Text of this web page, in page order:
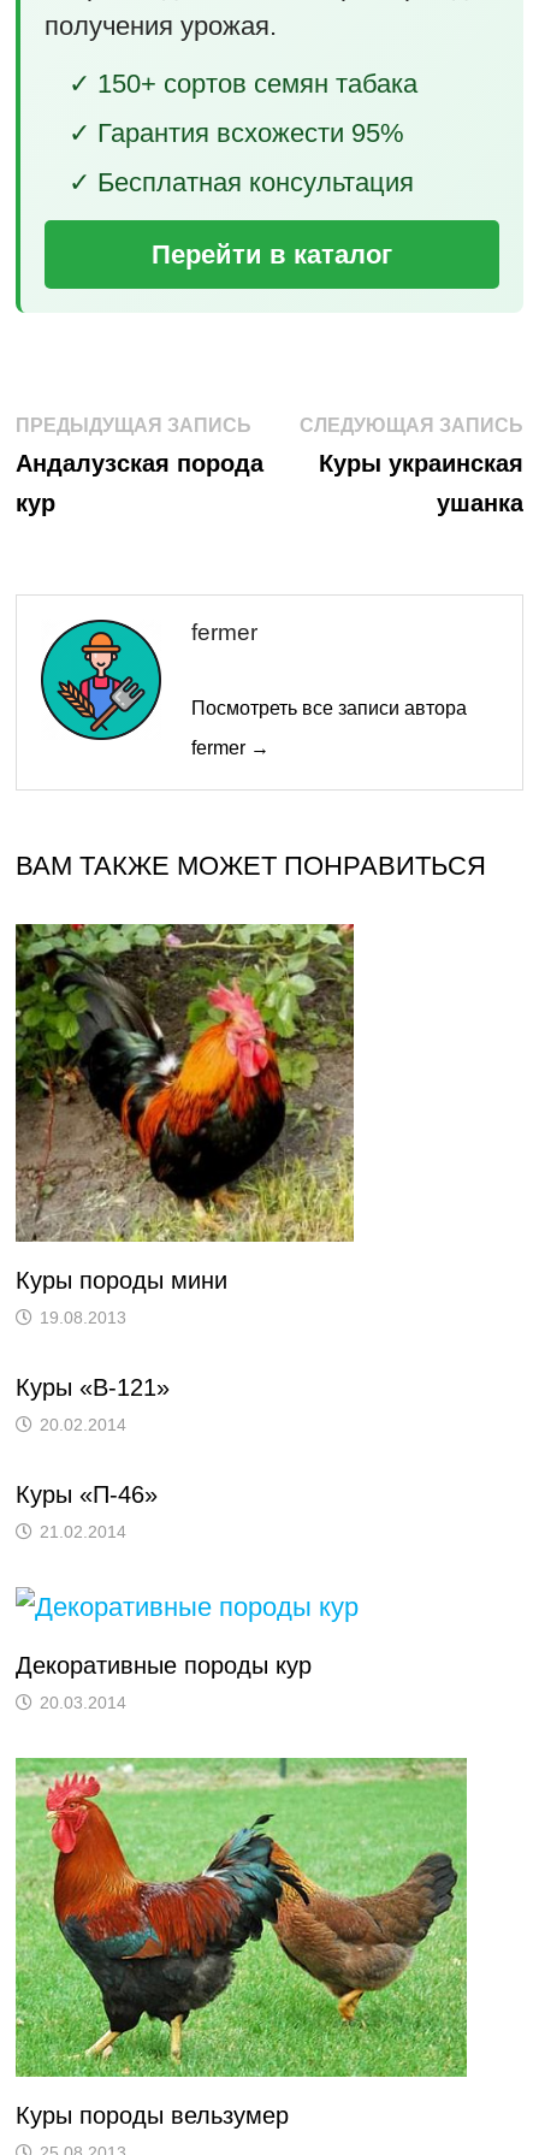
получения урожая.
✓ 150+ сортов семян табака
✓ Гарантия всхожести 95%
✓ Бесплатная консультация
Перейти в каталог
Навигация
по
записям
ПРЕДЫДУЩАЯ ЗАПИСЬПредыдущая
запись:
Андалузская порода
кур
СЛЕДУЮЩАЯ ЗАПИСЬ
Куры украинская
ушанка
fermer
Посмотреть все записи автора
fermer →
ВАМ ТАКЖЕ МОЖЕТ ПОНРАВИТЬСЯ
Куры породы мини
19.08.2013
Куры «B-121»
20.02.2014
Куры «П-46»
21.02.2014
Декоративные породы кур
20.03.2014
Куры породы вельзумер